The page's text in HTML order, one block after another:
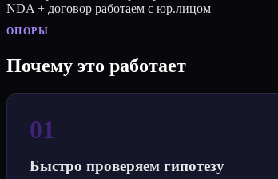
NDA + договор работаем с юр.лицом
ОПОРЫ
Почему это работает
01
Быстро проверяем гипотезу